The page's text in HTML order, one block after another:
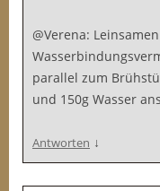
@Verena:
parallel zum
und 150g Wasser
Antworten ↓